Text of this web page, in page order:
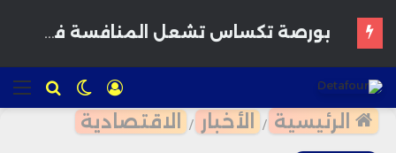
للبحث الوضع
المظلم
تسجيل
الدخول
الرئيسية / الأخبار / الاقتصادية